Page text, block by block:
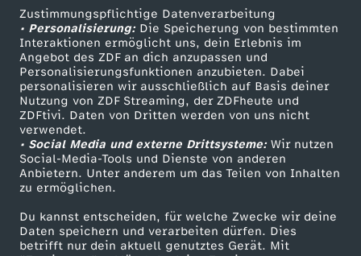
Zustimmungspflichtige Datenverarbeitung
• Personalisierung:Die Speicherung von bestimmten
Interaktionen ermöglicht uns, dein Erlebnis im
Angebot des ZDF an dich anzupassen und
Personalisierungsfunktionen anzubieten. Dabei
personalisieren wir ausschließlich auf Basis deiner
Nutzung von ZDF Streaming, der ZDFheute und
ZDFtivi. Daten von Dritten werden von uns nicht
verwendet.
• Social Media und externe Drittsysteme:Wir nutzen
Social-Media-Tools und Dienste von anderen
Anbietern. Unter anderem um das Teilen von Inhalten
zu ermöglichen.
Du kannst entscheiden, für welche Zwecke wir deine
Daten speichern und verarbeiten dürfen. Dies
betrifft nur dein aktuell genutztes Gerät. Mit
o
n
J
o
s
h
u
Livestreams
Sendungen A-Z
TV-Programm
Zuschauerservice
Hilfe
ZDF Unternehmen
Karriere
ZDF goes Schule
Werbefernsehen